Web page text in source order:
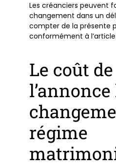
Les créanciers peuvent
changement dans un
compter de la présente
conformément à l’article
Le coût de
régime